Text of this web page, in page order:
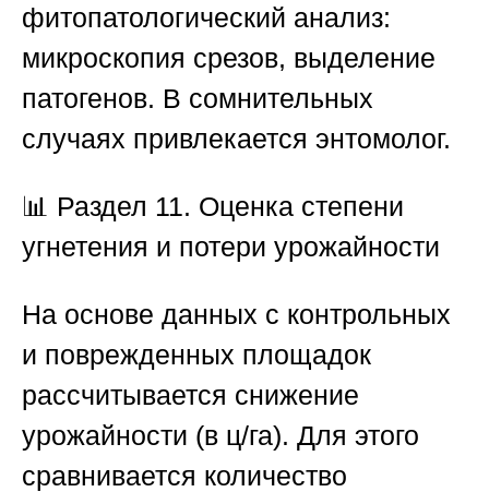
фитопатологический анализ:
микроскопия срезов, выделение
патогенов. В сомнительных
случаях привлекается энтомолог.
📊 Раздел 11. Оценка степени
угнетения и потери урожайности
На основе данных с контрольных
и поврежденных площадок
рассчитывается снижение
урожайности (в ц/га). Для этого
сравнивается количество